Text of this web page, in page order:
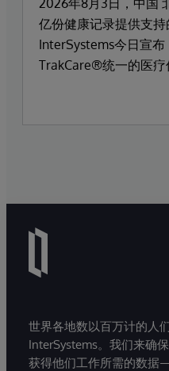
2026年8月3日，中
亿份健康记录提供支
InterSystems今日宣
TrakCare®统一的医
世界各地数以百万计的人
InterSystems。我们来确
获得他们工作所需的数